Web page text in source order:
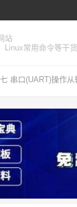
站
Linux常用命令等干货
串口(UART)操作从